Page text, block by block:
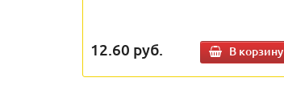
12.60 руб. В корзину